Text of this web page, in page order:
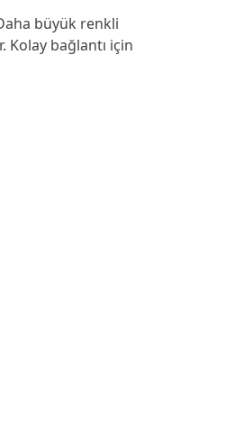
büyük renkli
Kolay bağlantı için